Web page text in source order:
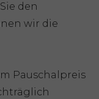
den
wir die
Pauschalpreis